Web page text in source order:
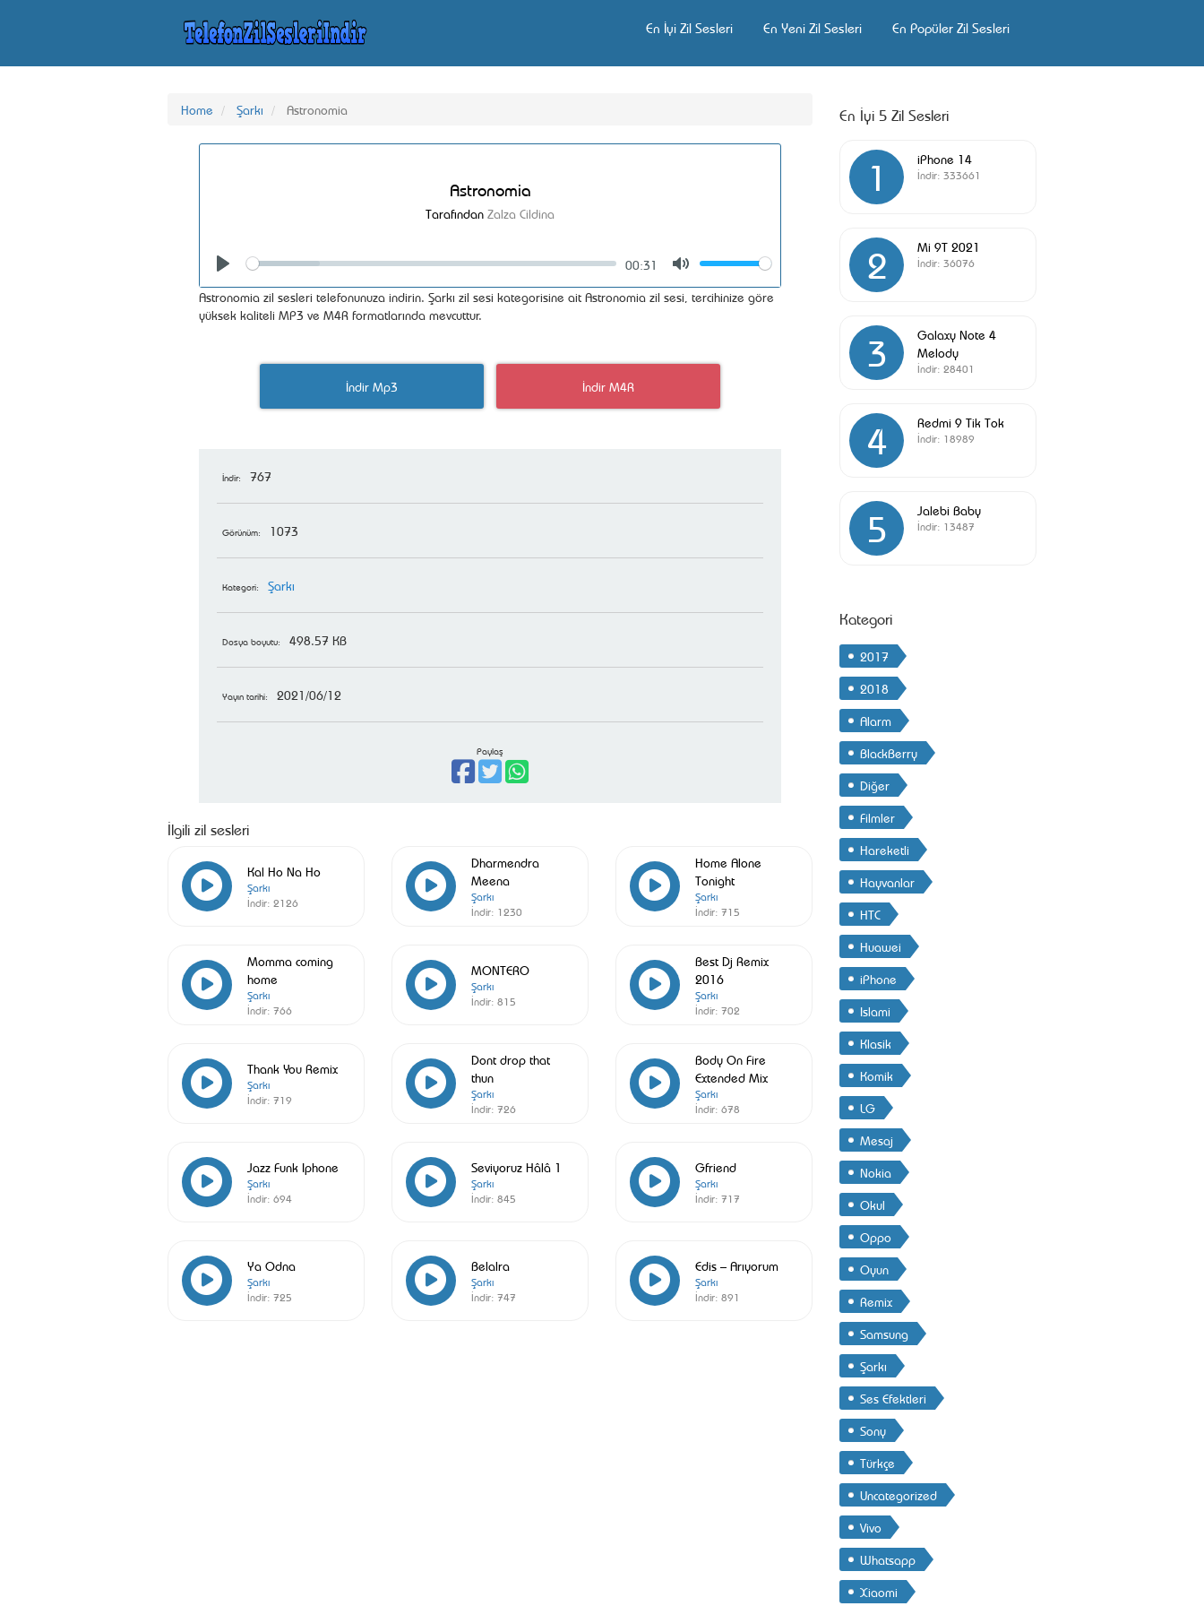
En İyi Zil Sesleri En Yeni Zil Sesleri En Popüler Zil Sesleri
Home Şarkı Astronomia
Astronomia
Tarafından Zalza Cildina
Seek
00:31
Volume
Astronomia zil sesleri telefonunuza indirin. Şarkı zil sesi kategorisine ait Astronomia zil sesi, tercihinize göre
yüksek kaliteli MP3 ve M4R formatlarında mevcuttur.
İndir Mp3 İndir M4R
İndir: 767
Görünüm: 1073
Kategori: Şarkı
Dosya boyutu: 498.57 KB
Yayın tarihi: 2021/06/12
Paylaş
İlgili zil sesleri
Kal Ho Na Ho
Şarkı
İndir: 2126
Dharmendra
Meena
Şarkı
İndir: 1230
Home Alone
Tonight
Şarkı
İndir: 715
Momma coming
home
Şarkı
İndir: 766
MONTERO
Şarkı
İndir: 815
Best Dj Remix
2016
Şarkı
İndir: 702
Thank You Remix
Şarkı
İndir: 719
Dont drop that
thun
Şarkı
İndir: 726
Body On Fire
Extended Mix
Şarkı
İndir: 678
Jazz Funk Iphone
Şarkı
İndir: 694
Seviyoruz Hâlâ 1
Şarkı
İndir: 845
Gfriend
Şarkı
İndir: 717
Ya Odna
Şarkı
İndir: 725
Belalra
Şarkı
İndir: 747
Edis – Arıyorum
Şarkı
İndir: 891
En İyi 5 Zil Sesleri
1 iPhone 14
İndir: 333661
2 Mi 9T 2021
İndir: 36076
3
Galaxy Note 4
Melody
İndir: 28401
4 Redmi 9 Tik Tok
İndir: 18989
5 Jalebi Baby
İndir: 13487
Kategori
2017
2018
Alarm
BlackBerry
Diğer
Filmler
Hareketli
Hayvanlar
HTC
Huawei
iPhone
Islami
Klasik
Komik
LG
Mesaj
Nokia
Okul
Oppo
Oyun
Remix
Samsung
Şarkı
Ses Efektleri
Sony
Türkçe
Uncategorized
Vivo
Whatsapp
Xiaomi